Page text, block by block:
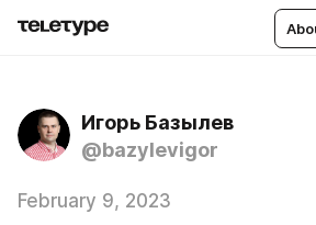
Игорь Базылев
@bazylevigor
February 9, 2023